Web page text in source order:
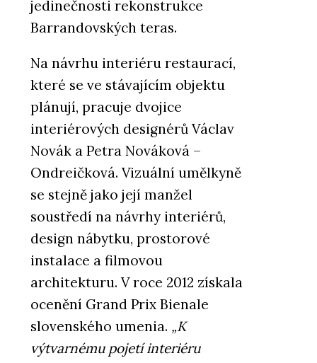
jedinečnosti rekonstrukce
Barrandovských teras.
Na návrhu interiéru restaurací,
které se ve stávajícím objektu
plánují, pracuje dvojice
interiérových designérů Václav
Novák a Petra Nováková –
Ondreičková. Vizuální umělkyně
se stejně jako její manžel
soustředí na návrhy interiérů,
design nábytku, prostorové
instalace a filmovou
architekturu. V roce 2012 získala
ocenění Grand Prix Bienale
slovenského umenia. „K
výtvarnému pojetí interiéru